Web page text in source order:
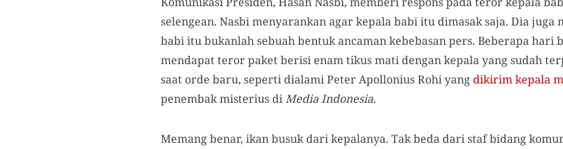
selengean. Nasbi menyarankan agar kepala babi itu dimasak saja. Dia
babi itu bukanlah sebuah bentuk ancaman kebebasan pers. Beberapa hari
mendapat teror paket berisi enam tikus mati dengan kepala yang sudah
saat orde baru, seperti dialami Peter Apollonius Rohi yangdikirim kepala
penembak misterius diMedia Indonesia.
Memang benar, ikan busuk dari kepalanya. Tak beda dari staf bidang